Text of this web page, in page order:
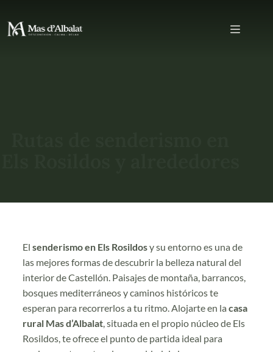
El senderismo en Els Rosildosy su entorno es una de
las mejores formas de descubrir la belleza natural del
interior de Castellón. Paisajes de montaña, barrancos,
bosques mediterráneos y caminos históricos te
esperan para recorrerlos a tu ritmo. Alojarte en la casa
rural Mas d’Albalat, situada en el propio núcleo de Els
Rosildos, te ofrece el punto de partida ideal para